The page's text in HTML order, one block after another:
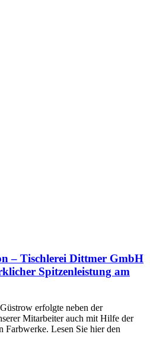
– Tischlerei Dittmer GmbH
Spitzenleistung am
erfolgte neben der
Mitarbeiter auch mit Hilfe der
Farbwerke. Lesen Sie hier den